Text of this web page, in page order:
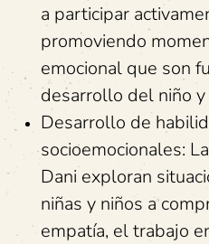
a participar
promoviendo
emocional que son
desarrollo del niño y
Desarrollo de
socioemocionales:
Dani exploran
niñas y niños a
empatía, el trabajo